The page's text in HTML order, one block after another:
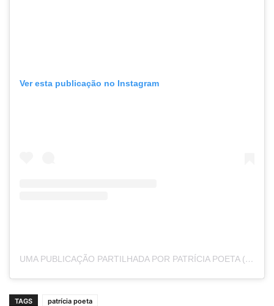
Ver esta publicação no Instagram
UMA PUBLICAÇÃO PARTILHADA POR PATRÍCIA POETA (@PATRICIAPOETA)
TAGS patrícia poeta